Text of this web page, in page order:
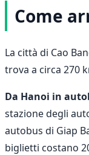
Come
La città di Cao
trova a circa 270
Da Hanoi in
stazione degli
autobus di Giap
biglietti costano